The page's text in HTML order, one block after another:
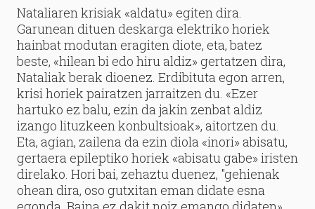
Nataliaren krisiak «aldatu» egiten dira.
Garunean dituen deskarga elektriko horiek
hainbat modutan eragiten diote, eta, batez
beste, «hilean bi edo hiru aldiz» gertatzen dira,
Nataliak berak dioenez. Erdibituta egon arren,
krisi horiek pairatzen jarraitzen du. «Ezer
hartuko ez balu, ezin da jakin zenbat aldiz
izango lituzkeen konbultsioak», aitortzen du.
Eta, agian, zailena da ezin diola «inori» abisatu,
gertaera epileptiko horiek «abisatu gabe» iristen
direlako. Hori bai, zehaztu duenez, "gehienak
ohean dira, oso gutxitan eman didate esna